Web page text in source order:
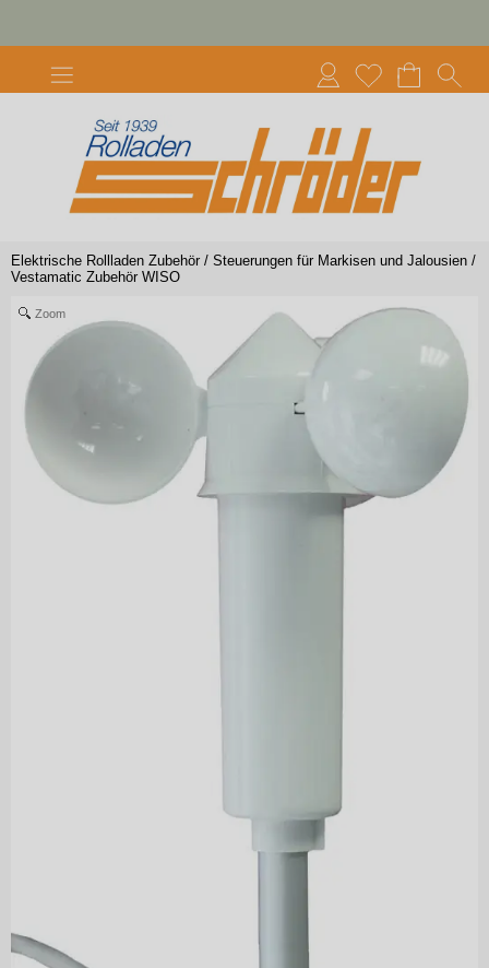
Elektrische Rollladen Zubehör / Steuerungen für Markisen und Jalousien /
Vestamatic Zubehör WISO
Zoom